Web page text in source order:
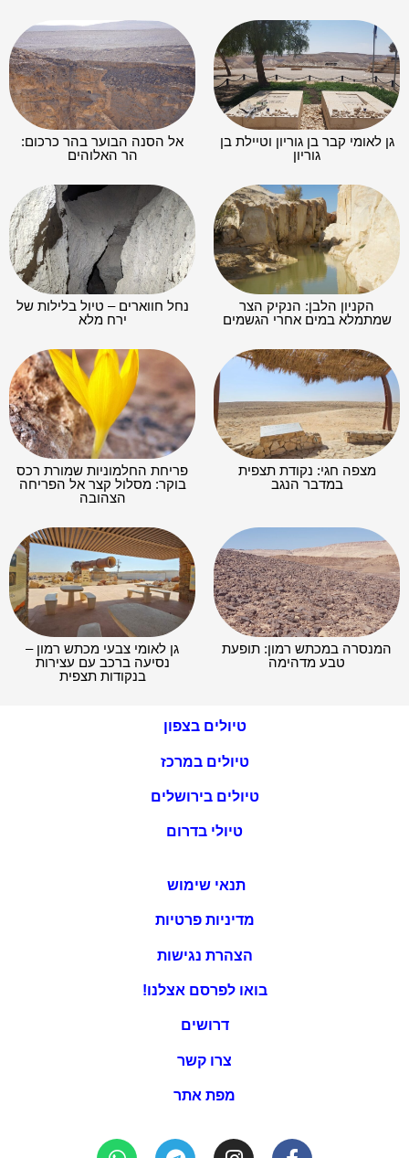
גן לאומי קבר בן גוריון וטיילת בן
גוריון
אל הסנה הבוער בהר כרכום:
הר האלוהים
הקניון הלבן: הנקיק הצר
שמתמלא במים אחרי הגשמים
נחל חווארים – טיול בלילות של
ירח מלא
מצפה חגי: נקודת תצפית
במדבר הנגב
פריחת החלמוניות שמורת רכס
בוקר: מסלול קצר אל הפריחה
הצהובה
המנסרה במכתש רמון: תופעת
טבע מדהימה
גן לאומי צבעי מכתש רמון –
נסיעה ברכב עם עצירות
בנקודות תצפית
טיולים בצפון
טיולים במרכז
טיולים בירושלים
טיולי בדרום
תנאי שימוש
מדיניות פרטיות
הצהרת נגישות
בואו לפרסם אצלנו!
דרושים
צרו קשר
מפת אתר